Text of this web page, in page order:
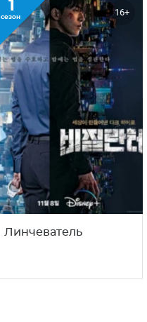
1
сезон 16+
Линчеватель